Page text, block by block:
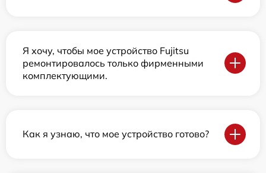
Я хочу, чтобы мое устройство Fujitsu
ремонтировалось только фирменными
комплектующими.
Как я узнаю, что мое устройство готово?